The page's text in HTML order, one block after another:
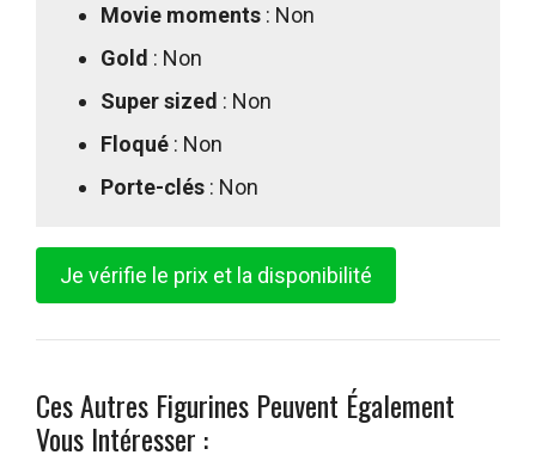
Movie moments : Non
Gold : Non
Super sized : Non
Floqué : Non
Porte-clés : Non
Je vérifie le prix et la disponibilité
Ces Autres Figurines Peuvent Également
Vous Intéresser :